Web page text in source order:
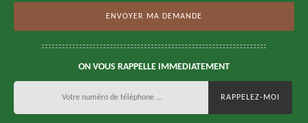
ON VOUS RAPPELLE IMMEDIATEMENT